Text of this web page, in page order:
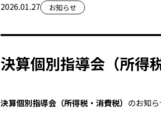
2026.01.27 お知らせ
決算個別指導会（所得
決算個別指導会（所得税・消費税） のお知